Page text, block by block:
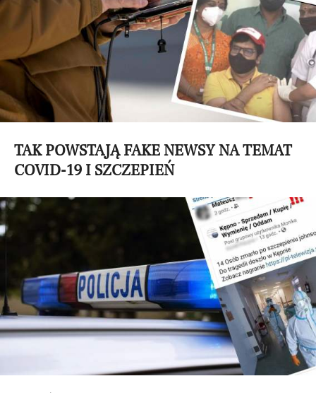
TAK POWSTAJĄ FAKE NEWSY NA TEMAT
COVID-19 I SZCZEPIEŃ